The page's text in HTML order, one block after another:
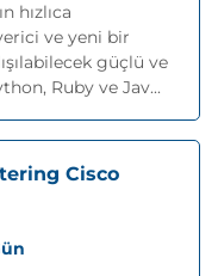
hızlıca
ve yeni bir
güçlü ve
Ruby ve Jav...
Cisco